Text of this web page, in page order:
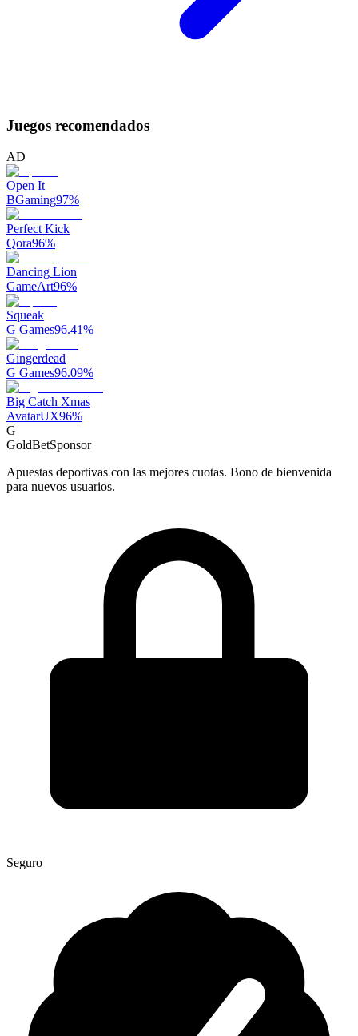
Juegos recomendados
AD
Open It
BGaming97%
Perfect Kick
Qora96%
Dancing Lion
GameArt96%
Squeak
G Games96.41%
Gingerdead
G Games96.09%
Big Catch Xmas
AvatarUX96%
G
GoldBetSponsor
Apuestas deportivas con las mejores cuotas. Bono de bienvenida
para nuevos usuarios.
Seguro